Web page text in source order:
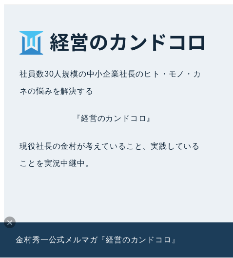
社員数30人規模の中小企業社長のヒト・モノ・カ
ネの悩みを解決する
『経営のカンドコロ』
現役社長の金村が考えていること、実践している
ことを実況中継中。
金村秀一公式メルマガ『経営のカンドコロ』